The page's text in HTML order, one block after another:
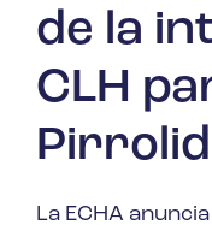
de la
CLH
La ECHA